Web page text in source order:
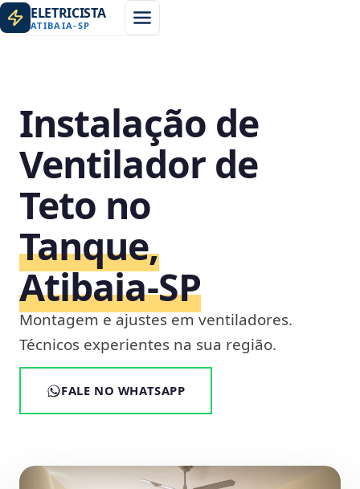
ELETRICISTA
ATIBAIA-SP
Instalação de
Ventilador de
Teto no
Tanque,
Atibaia‑SP
Montagem e ajustes em ventiladores.
Técnicos experientes na sua região.
FALE NO WHATSAPP